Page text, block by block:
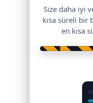
Size daha iyi
kısa süreli bir
en kısa